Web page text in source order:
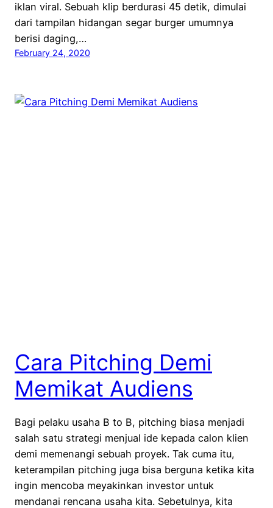
iklan viral. Sebuah klip berdurasi 45 detik, dimulai
dari tampilan hidangan segar burger umumnya
berisi daging,…
February 24, 2020
Cara Pitching Demi
Memikat Audiens
Bagi pelaku usaha B to B, pitching biasa menjadi
salah satu strategi menjual ide kepada calon klien
demi memenangi sebuah proyek. Tak cuma itu,
keterampilan pitching juga bisa berguna ketika kita
ingin mencoba meyakinkan investor untuk
mendanai rencana usaha kita. Sebetulnya, kita